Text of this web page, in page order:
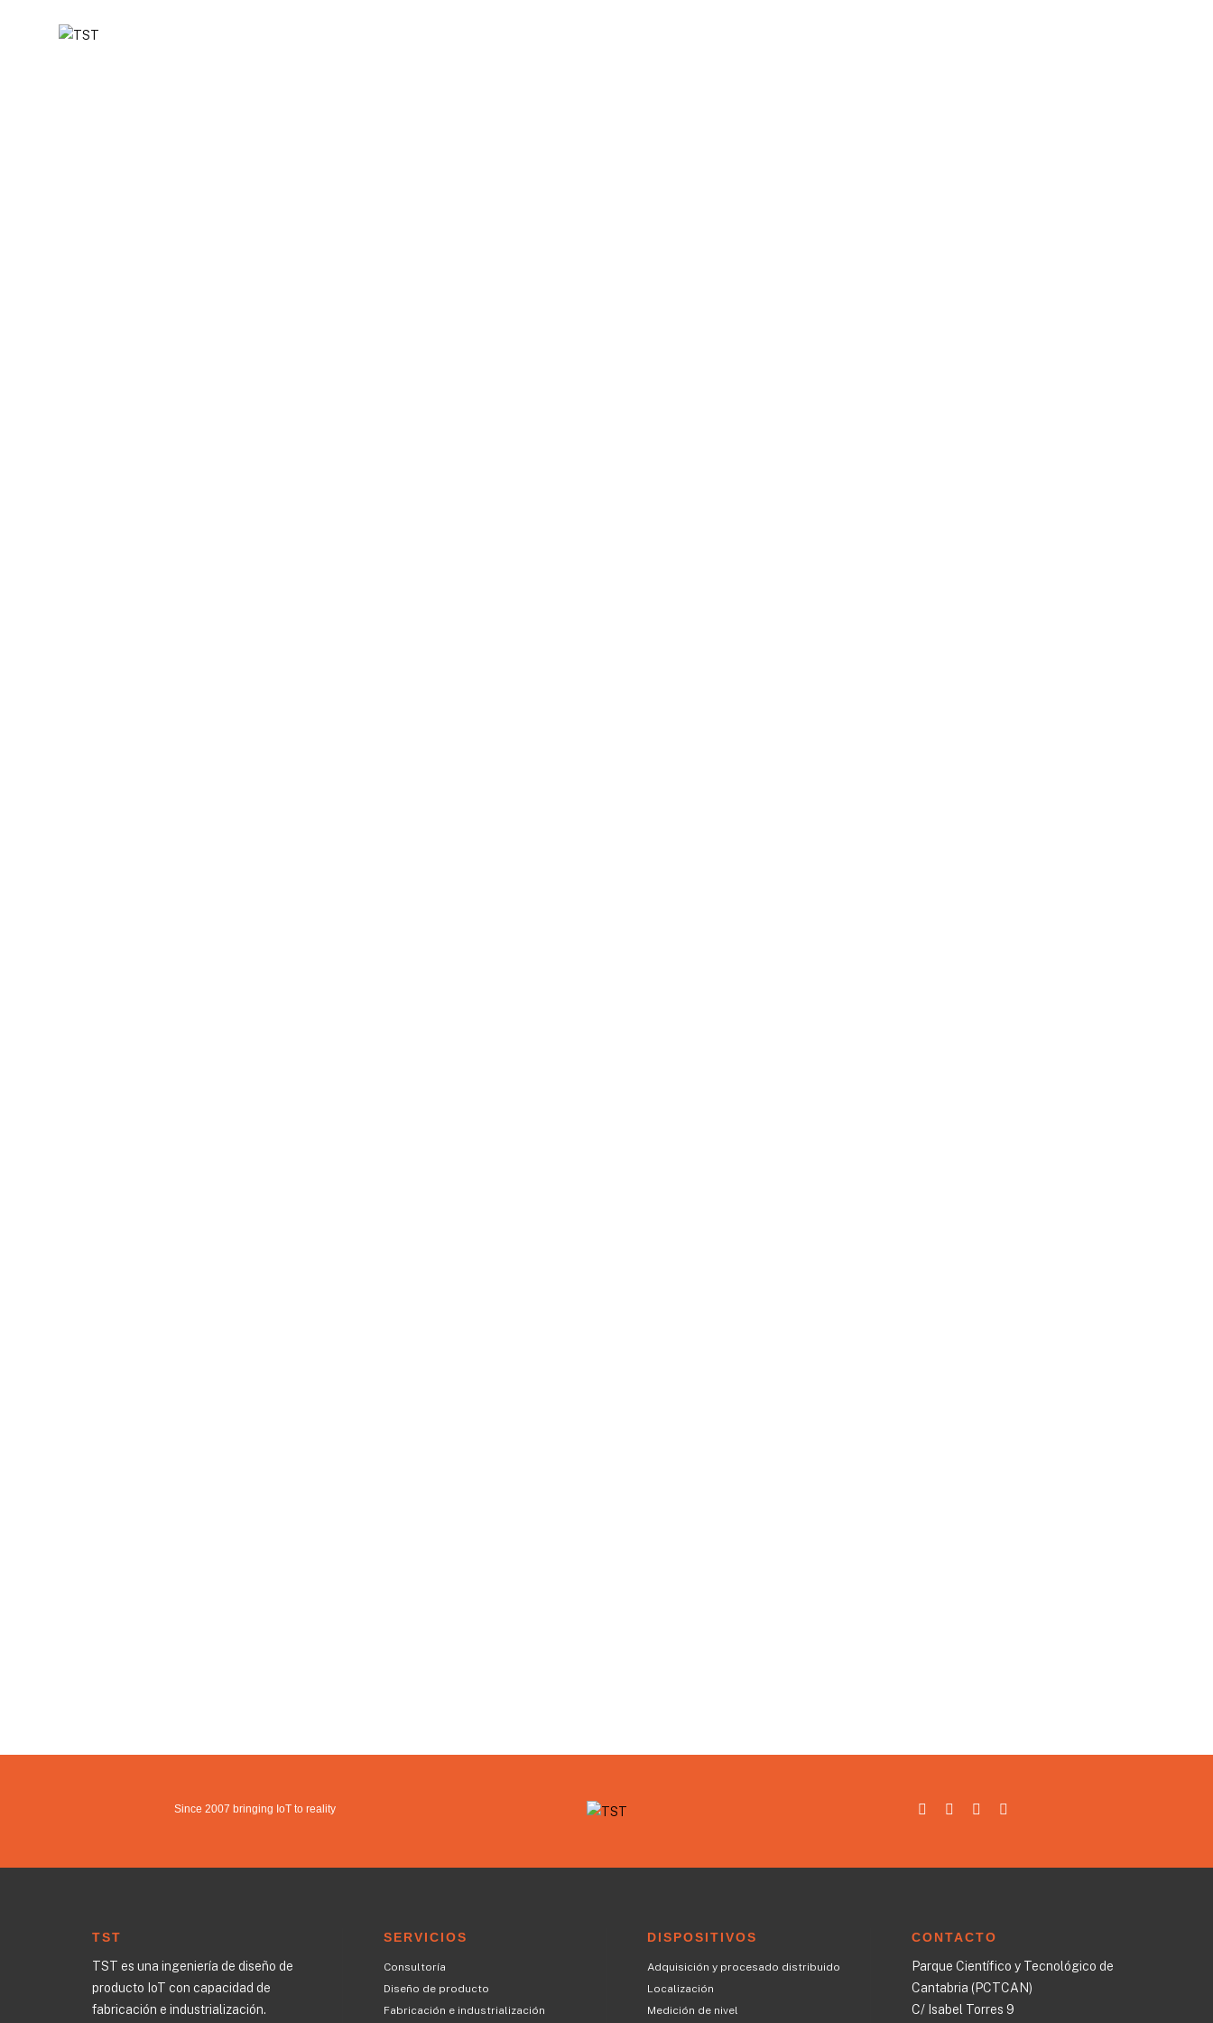
Since 2007 bringing IoT to reality
TST
TST es una ingeniería de diseño de
producto IoT con capacidad de
fabricación e industrialización.
SERVICIOS
Consultoría
Diseño de producto
Fabricación e industrialización
DISPOSITIVOS
Adquisición y procesado distribuido
Localización
Medición de nivel
CONTACTO
Parque Científico y Tecnológico de
Cantabria (PCTCAN)
C/ Isabel Torres 9